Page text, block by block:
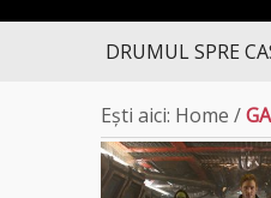
DRUMUL SPRE
Ești aici: Home /